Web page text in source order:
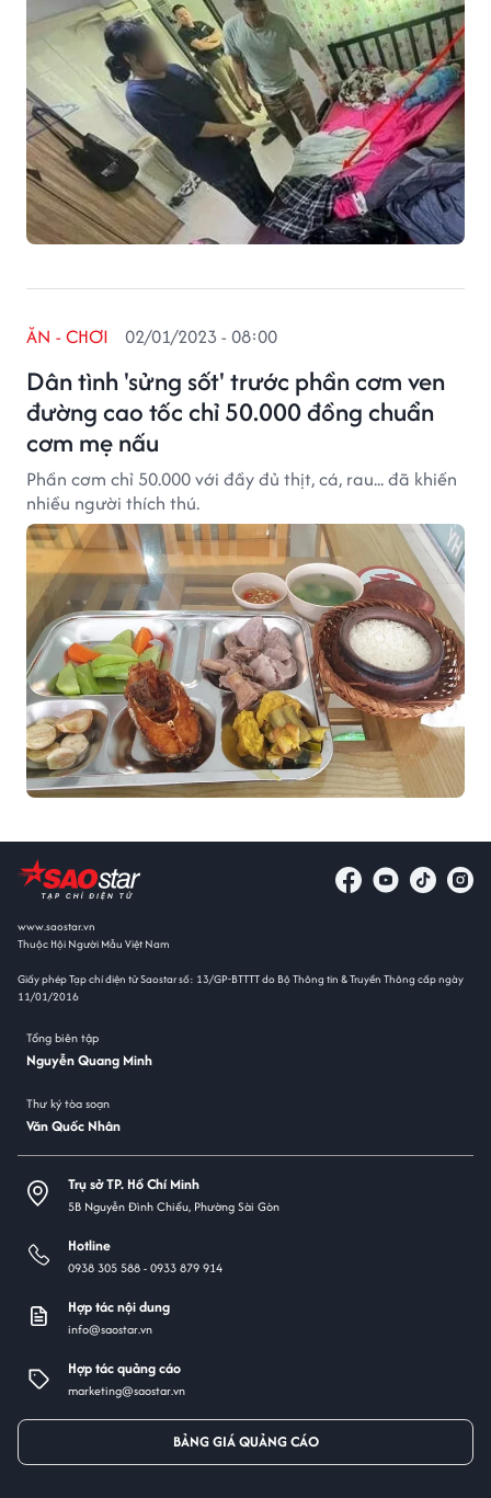
Dân tình 'sửng sốt' trước phần cơm ven
đường cao tốc chỉ 50.000 đồng chuẩn
cơm mẹ nấu
ĂN - CHƠI 02/01/2023 - 08:00
Phần cơm chỉ 50.000 với đầy đủ thịt, cá, rau... đã khiến
nhiều người thích thú.
www.saostar.vn
Thuộc Hội Người Mẫu Việt Nam
Giấy phép Tạp chí điện tử Saostar số: 13/GP-BTTTT do Bộ Thông tin & Truyền Thông cấp ngày
11/01/2016
Tổng biên tập
Nguyễn Quang Minh
Thư ký tòa soạn
Văn Quốc Nhân
Trụ sở TP. Hồ Chí Minh
5B Nguyễn Đình Chiểu, Phường Sài Gòn
Hotline
0938 305 588 -0933 879 914
Hợp tác nội dung
info@saostar.vn
Hợp tác quảng cáo
marketing@saostar.vn
BẢNG GIÁ QUẢNG CÁO